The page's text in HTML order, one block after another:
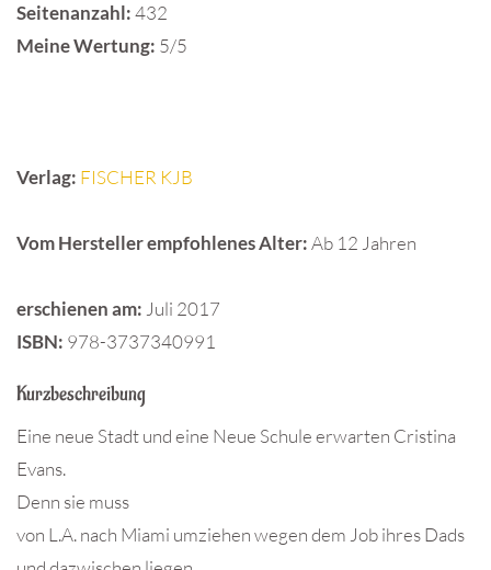
Seitenanzahl:432
Meine Wertung: 5/5
Verlag: FISCHER KJB
Vom Hersteller empfohlenes Alter:Ab 12 Jahren
erschienen am:Juli 2017
ISBN: 978-3737340991
Kurzbeschreibung
Eine neue Stadt und eine Neue Schule erwarten Cristina
Evans.
Denn sie muss
von L.A. nach Miami umziehen wegen dem Job ihres Dads